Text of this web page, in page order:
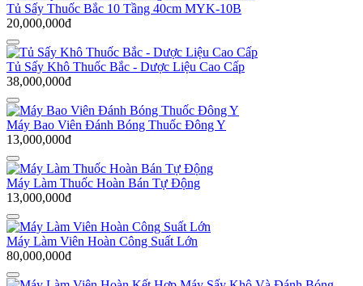
Tủ Sấy Thuốc Bắc 10 Tầng 40cm MYK-10B
20,000,000đ
Tủ Sấy Khô Thuốc Bắc - Dược Liệu Cao Cấp
38,000,000đ
Máy Bao Viên Đánh Bóng Thuốc Đông Y
13,000,000đ
Máy Làm Thuốc Hoàn Bán Tự Động
13,000,000đ
Máy Làm Viên Hoàn Công Suất Lớn
80,000,000đ